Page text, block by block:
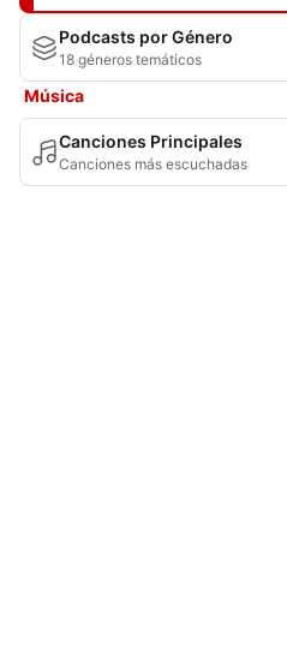
Podcasts por Género
18 géneros temáticos
Música
Canciones Principales
Canciones más escuchadas